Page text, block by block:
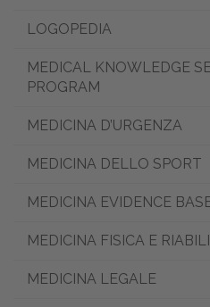
LOGOPEDIA
MEDICAL KNOWLEDGE
PROGRAM
MEDICINA D’URGENZA
MEDICINA DELLO SPORT
MEDICINA EVIDENCE
MEDICINA FISICA E
MEDICINA LEGALE